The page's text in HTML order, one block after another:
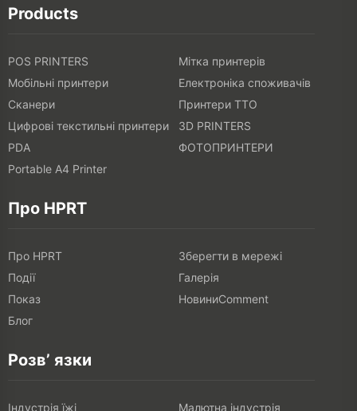
Products
POS PRINTERS
Мітка принтерів
Мобільні принтери
Електроніка споживачів
Сканери
Принтери TTO
Цифрові текстильні принтери
3D PRINTERS
PDA
ФОТОПРИНТЕРИ
Portable A4 Printer
Про HPRT
Про HPRT
Зберегти в мережі
Події
Галерія
Показ
НовиниComment
Блог
Розв’ язки
Індустрія їжі
Малютна індустрія